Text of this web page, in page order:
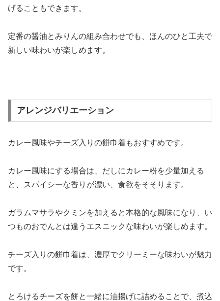
げることもできます。
定番の醤油とみりんの組み合わせでも、ほんのひと工夫で
新しい味わいが楽しめます。
アレンジバリエーション
カレー風味やチーズ入りの餅巾着もおすすめです。
カレー風味にする場合は、だしにカレー粉を少量加える
と、スパイシーな香りが漂い、食欲をそそります。
ガラムマサラやクミンを加えると本格的な風味になり、い
つものおでんとは違うエスニックな味わいが楽しめます。
チーズ入りの餅巾着は、濃厚でクリーミーな味わいが魅力
です。
とろけるチーズを餅と一緒に油揚げに詰めることで、煮込